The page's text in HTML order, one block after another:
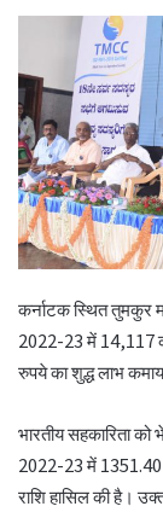
कर्नाटक स्थित तुमकुर
2022-23 में 14,117
रुपये का शुद्ध लाभ
भारतीय सहकारिता
2022-23 में
राशि हासिल की है।